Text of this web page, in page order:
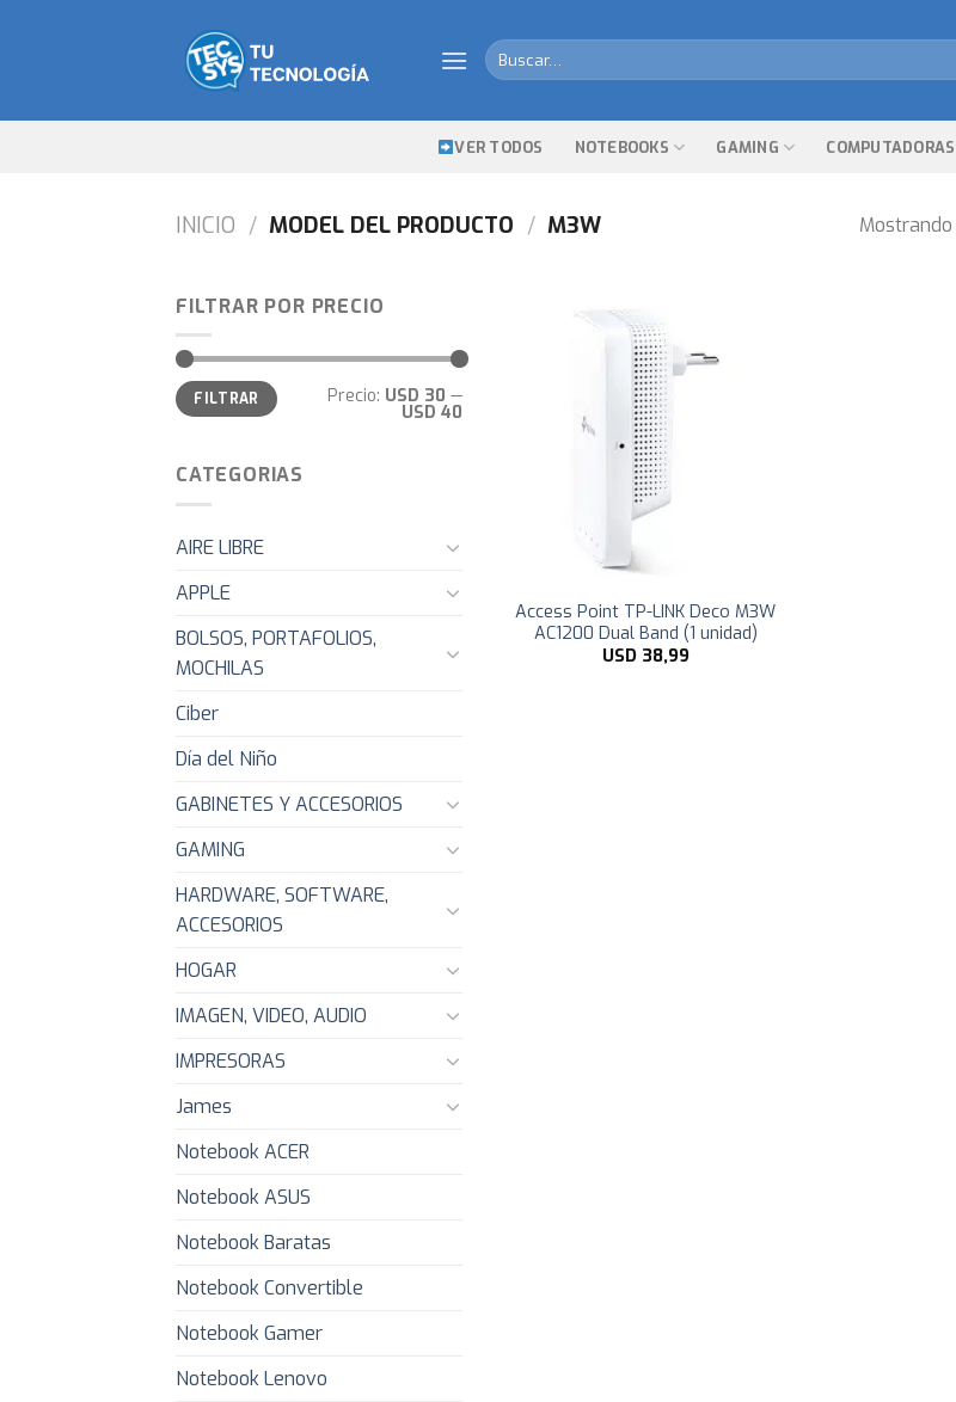
Buscar
por:
VER TODOS NOTEBOOKS GAMING COMPUTADORAS
INICIO / MODEL DEL PRODUCTO / M3W
FILTRAR POR PRECIO
Precio
mínimo
Precio
máximo
FILTRAR Precio: USD 30 —
USD 40
CATEGORIAS
AIRE LIBRE
APPLE
BOLSOS, PORTAFOLIOS,
MOCHILAS
Ciber
Día del Niño
GABINETES Y ACCESORIOS
GAMING
HARDWARE, SOFTWARE,
ACCESORIOS
HOGAR
IMAGEN, VIDEO, AUDIO
IMPRESORAS
James
Notebook ACER
Notebook ASUS
Notebook Baratas
Notebook Convertible
Notebook Gamer
Notebook Lenovo
Access Point TP-LINK Deco M3W
AC1200 Dual Band (1 unidad)
USD 38,99